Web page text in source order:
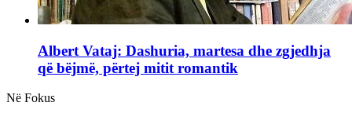
Albert Vataj: Dashuria, martesa dhe zgjedhja
që bëjmë, përtej mitit romantik
Në Fokus